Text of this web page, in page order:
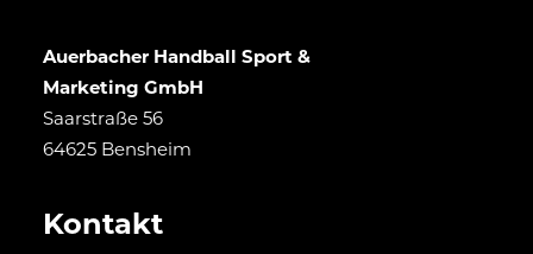
Auerbacher Handball Sport &
Marketing GmbH
Saarstraße 56
64625 Bensheim
Kontakt